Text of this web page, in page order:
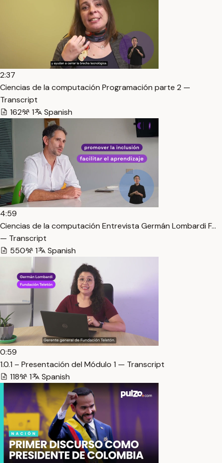
2:37
Ciencias de la computación Programación parte 2 —
Transcript
162
1 Spanish
4:59
Ciencias de la computación Entrevista Germán Lombardi F…
— Transcript
550
1 Spanish
0:59
1.0.1 – Presentación del Módulo 1 — Transcript
118
1 Spanish